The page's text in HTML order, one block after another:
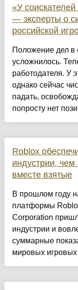
«У
— эксперты о
российской
Положение дел в
усложнилось.
работодателя. У
однако сейчас
падать,
попросту нет
Roblox
индустрии,
вместе взятые
В прошлом году
платформы
Corporation
индустрии и
суммарные
мировых игровых